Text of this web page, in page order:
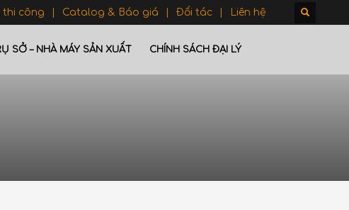
thi công Catalog & Báo giá Đối tác Liên hệ
SỞ – NHÀ MÁY SẢN XUẤT CHÍNH SÁCH ĐẠI LÝ